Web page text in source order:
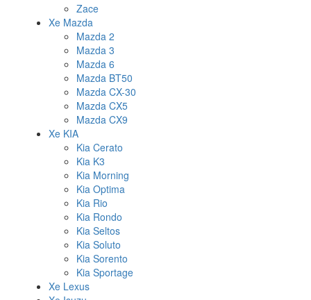
Zace
Xe Mazda
Mazda 2
Mazda 3
Mazda 6
Mazda BT50
Mazda CX-30
Mazda CX5
Mazda CX9
Xe KIA
Kia Cerato
Kia K3
Kia Morning
Kia Optima
Kia Rio
Kia Rondo
Kia Seltos
Kia Soluto
Kia Sorento
Kia Sportage
Xe Lexus